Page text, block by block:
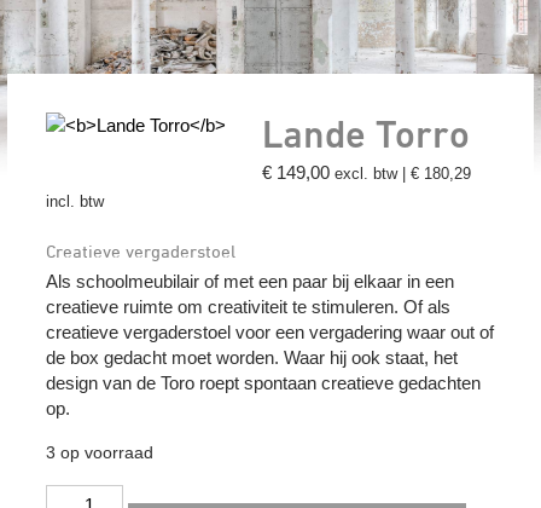
Lande Torro
€149,00 excl. btw | €180,29
incl. btw
Creatieve vergaderstoel
Als schoolmeubilair of met een paar bij elkaar in een
creatieve ruimte om creativiteit te stimuleren. Of als
creatieve vergaderstoel voor een vergadering waar out of
de box gedacht moet worden. Waar hij ook staat, het
design van de Toro roept spontaan creatieve gedachten
op.
3 op voorraad
Lande